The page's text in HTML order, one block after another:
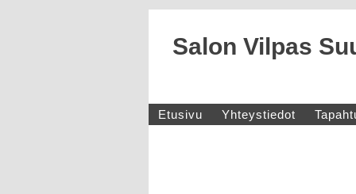
Salon Vilpas
Etusivu Yhteystiedot